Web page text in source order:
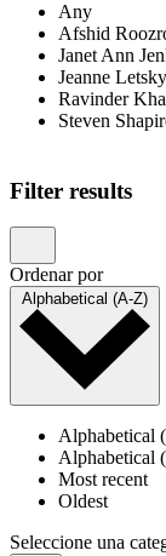
Any
Afshid
Janet Ann
Jeanne
Ravinder
Steven
Filter results
Ordenar por
Alphabetical (A-Z)
Alphabetical
Alphabetical
Most recent
Oldest
Seleccione una